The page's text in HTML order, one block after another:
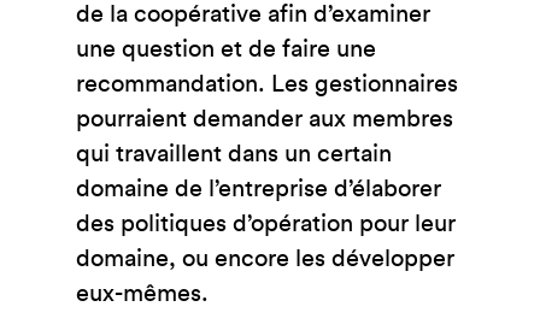
de la coopérative afin d’examiner
une question et de faire une
recommandation. Les gestionnaires
pourraient demander aux membres
qui travaillent dans un certain
domaine de l’entreprise d’élaborer
des politiques d’opération pour leur
domaine, ou encore les développer
eux-mêmes.